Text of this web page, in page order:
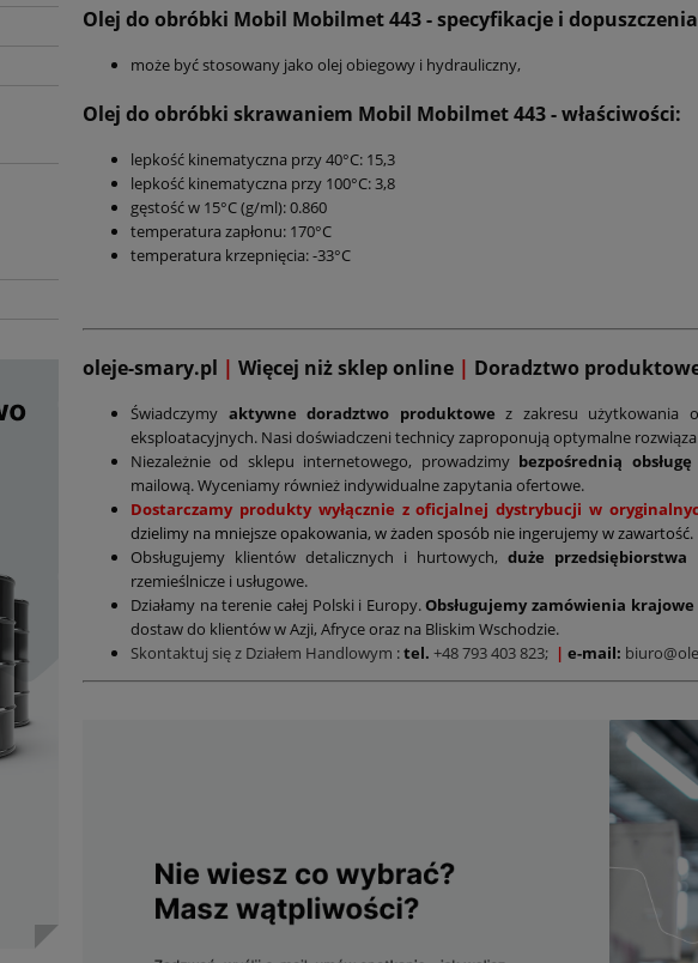
Olej do obróbki Mobil Mobilmet 443- specyfikacje i
może być stosowany jako olej obiegowy i hydrauliczny,
Olej do obróbki skrawaniem Mobil Mobilmet 443- właściwości:
lepkość kinematyczna przy 40°C: 15,3
lepkość kinematyczna przy 100°C: 3,8
gęstość w 15°C (g/ml): 0.860
temperatura zapłonu: 170°C
temperatura krzepnięcia: -33°C
oleje-smary.pl | Więcej niż sklep online | Doradztwo
Świadczymy aktywne doradztwo produktowe z zakresu użytkowania
eksploatacyjnych. Nasi doświadczeni technicy zaproponują optymalne
Niezależnie od sklepu internetowego, prowadzimy bezpośrednią
mailową. Wyceniamy również indywidualne zapytania ofertowe.
Dostarczamy produkty wyłącznie z oficjalnej dystrybucji w
dzielimy na mniejsze opakowania, w żaden sposób nie ingerujemy w zawartość.
Obsługujemy klientów detalicznych i hurtowych, duże
rzemieślnicze i usługowe.
Działamy na terenie całej Polski i Europy.Obsługujemy zamówienia
dostaw do klientów w Azji, Afryce oraz na Bliskim Wschodzie.
Skontaktuj się z Działem Handlowym :tel. +48 793 403 823; | e-mail: